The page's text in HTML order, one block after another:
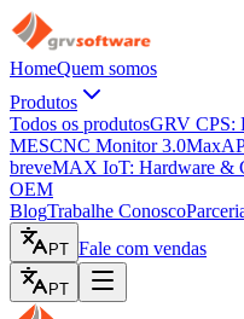
HomeQuem somos
Produtos
Todos os produtosGRV CPS:
MESCNC Monitor 3.0
breveMAX IoT: Hardware &
OEM
BlogTrabalhe Conosco
PT Fale com vendas
PT